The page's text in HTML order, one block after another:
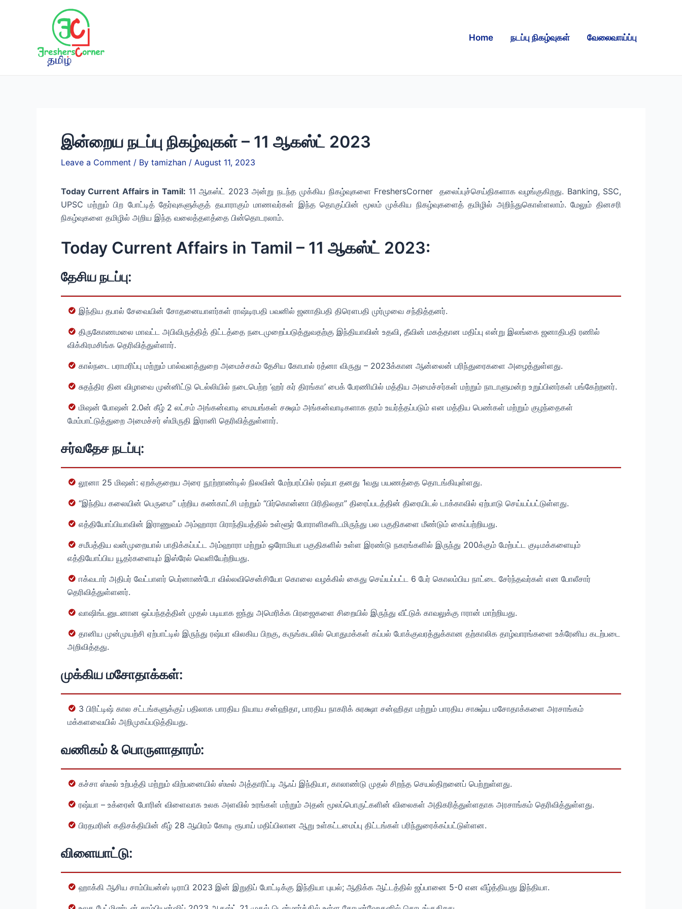
Home நடப்பு நிகழ்வுகள் வேலைவாய்ப்பு
இன்றைய நடப்பு நிகழ்வுகள் – 11 ஆகஸ்ட் 2023
Leave a Comment / By tamizhan / August 11, 2023
Today Current Affairs in Tamil: 11 ஆகஸ்ட் 2023 அன்று நடந்த முக்கிய நிகழ்வுகளை FreshersCorner தலைப்புச்செய்திகளாக வழங்குகிறது. Banking, SSC,
UPSC மற்றும் பிற போட்டித் தேர்வுகளுக்குத் தயாராகும் மாணவர்கள் இந்த தொகுப்பின் மூலம் முக்கிய நிகழ்வுகளைத் தமிழில் அறிந்துகொள்ளலாம். மேலும் தினசரி
நிகழ்வுகளை தமிழில் அறிய இந்த வலைத்தளத்தை பின்தொடரலாம்.
Today Current Affairs in Tamil – 11 ஆகஸ்ட் 2023:
தேசிய நடப்பு:
இந்திய தபால் சேவையின் சோதனையாளர்கள் ராஷ்டிரபதி பவனில் ஜனாதிபதி திரௌபதி முர்முவை சந்தித்தனர்.
திருகோணமலை மாவட்ட அபிவிருத்தித் திட்டத்தை நடைமுறைப்படுத்துவதற்கு இந்தியாவின் உதவி, தீவின் மகத்தான மதிப்பு என்று இலங்கை ஜனாதிபதி ரணில்
விக்கிரமசிங்க தெரிவித்துள்ளார்.
கால்நடை பராமரிப்பு மற்றும் பால்வளத்துறை அமைச்சகம் தேசிய கோபால் ரத்னா விருது – 2023க்கான ஆன்லைன் பரிந்துரைகளை அழைத்துள்ளது.
சுதந்திர தின விழாவை முன்னிட்டு டெல்லியில் நடைபெற்ற ‘ஹர் கர் திரங்கா’ பைக் பேரணியில் மத்திய அமைச்சர்கள் மற்றும் நாடாளுமன்ற உறுப்பினர்கள் பங்கேற்றனர்.
மிஷன் போஷன் 2.0ன் கீழ் 2 லட்சம் அங்கன்வாடி மையங்கள் சக்ஷம் அங்கன்வாடிகளாக தரம் உயர்த்தப்படும் என மத்திய பெண்கள் மற்றும் குழந்தைகள்
மேம்பாட்டுத்துறை அமைச்சர் ஸ்மிருதி இரானி தெரிவித்துள்ளார்.
சர்வதேச நடப்பு:
லூனா 25 மிஷன்: ஏறக்குறைய அரை நூற்றாண்டில் நிலவின் மேற்பரப்பில் ரஷ்யா தனது 1வது பயணத்தை தொடங்கியுள்ளது.
“இந்திய கலையின் பெருமை” பற்றிய கண்காட்சி மற்றும் “பிர்கொன்னா பிரிதிலதா” திரைப்படத்தின் திரையிடல் டாக்காவில் ஏற்பாடு செய்யப்பட்டுள்ளது.
எத்தியோப்பியாவின் இராணுவம் அம்ஹாரா பிராந்தியத்தில் உள்ளூர் போராளிகளிடமிருந்து பல பகுதிகளை மீண்டும் கைப்பற்றியது.
சமீபத்திய வன்முறையால் பாதிக்கப்பட்ட அம்ஹாரா மற்றும் ஒரோமியா பகுதிகளில் உள்ள இரண்டு நகரங்களில் இருந்து 200க்கும் மேற்பட்ட குடிமக்களையும்
எத்தியோப்பிய யூதர்களையும் இஸ்ரேல் வெளியேற்றியது.
ஈக்வடார் அதிபர் வேட்பாளர் பெர்னாண்டோ வில்லவிசென்சியோ கொலை வழக்கில் கைது செய்யப்பட்ட 6 பேர் கொலம்பிய நாட்டை சேர்ந்தவர்கள் என போலீசார்
தெரிவித்துள்ளனர்.
வாஷிங்டனுடனான ஒப்பந்தத்தின் முதல் படியாக ஐந்து அமெரிக்க பிரஜைகளை சிறையில் இருந்து வீட்டுக் காவலுக்கு ஈரான் மாற்றியது.
தானிய முன்முயற்சி ஏற்பாட்டில் இருந்து ரஷ்யா விலகிய பிறகு, கருங்கடலில் பொதுமக்கள் கப்பல் போக்குவரத்துக்கான தற்காலிக தாழ்வாரங்களை உக்ரேனிய கடற்படை
அறிவித்தது.
முக்கிய மசோதாக்கள்:
3 பிரிட்டிஷ் கால சட்டங்களுக்குப் பதிலாக பாரதிய நியாய சன்ஹிதா, பாரதிய நாகரிக் சுரக்ஷா சன்ஹிதா மற்றும் பாரதிய சாக்ஷ்ய மசோதாக்களை அரசாங்கம்
மக்களவையில் அறிமுகப்படுத்தியது.
வணிகம் & பொருளாதாரம்:
கச்சா ஸ்டீல் உற்பத்தி மற்றும் விற்பனையில் ஸ்டீல் அத்தாரிட்டி ஆஃப் இந்தியா, காலாண்டு முதல் சிறந்த செயல்திறனைப் பெற்றுள்ளது.
ரஷ்யா – உக்ரைன் போரின் விளைவாக உலக அளவில் உரங்கள் மற்றும் அதன் மூலப்பொருட்களின் விலைகள் அதிகரித்துள்ளதாக அரசாங்கம் தெரிவித்துள்ளது.
பிரதமரின் கதிசக்தியின் கீழ் 28 ஆயிரம் கோடி ரூபாய் மதிப்பிலான ஆறு உள்கட்டமைப்பு திட்டங்கள் பரிந்துரைக்கப்பட்டுள்ளன.
விளையாட்டு:
ஹாக்கி ஆசிய சாம்பியன்ஸ் டிராபி 2023 இன் இறுதிப் போட்டிக்கு இந்தியா புயல்; ஆதிக்க ஆட்டத்தில் ஜப்பானை 5-0 என வீழ்த்தியது இந்தியா.